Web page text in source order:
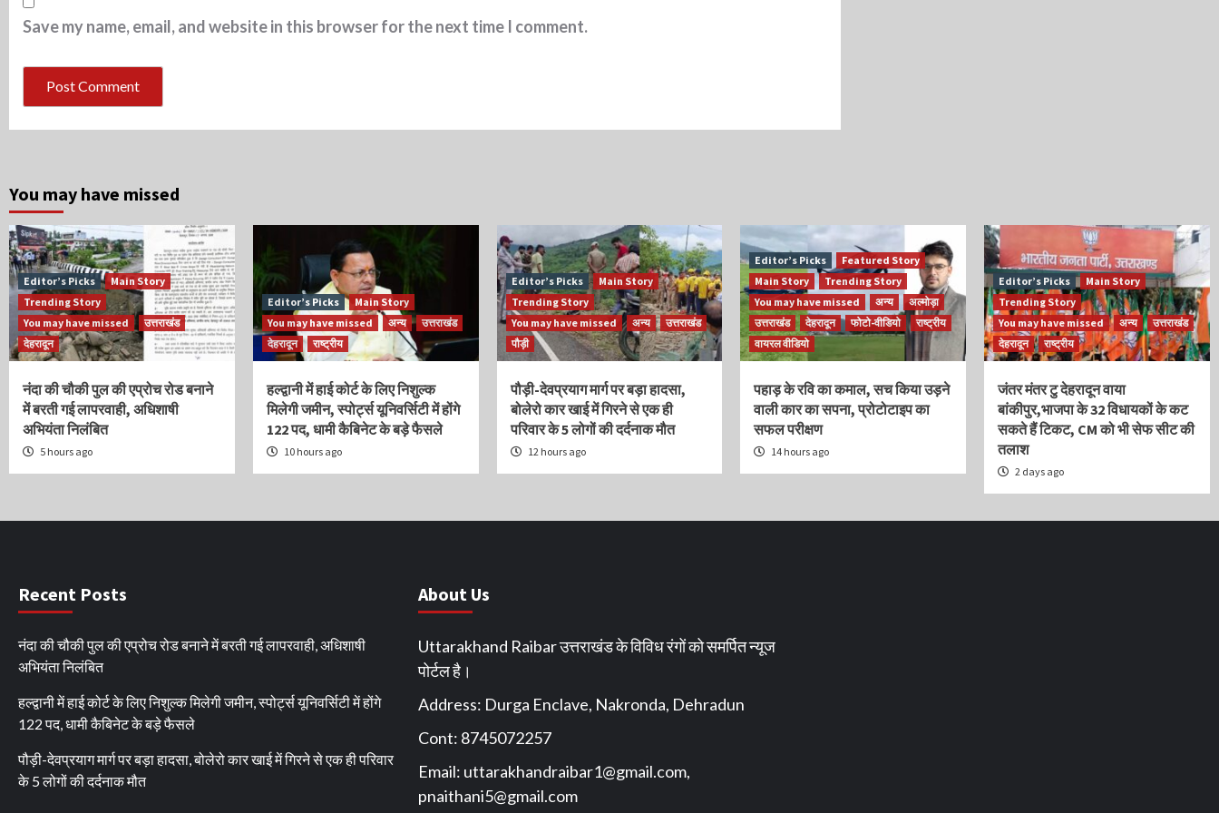
Save my name, email, and website in this browser for the next time I comment.
You may have missed
Editor’s Picks
Main Story
Trending Story
You may have missed
उत्तराखंड
देहरादून
नंदा की चौकी पुल की एप्रोच रोड बनाने
में बरती गई लापरवाही, अधिशाषी
अभियंता निलंबित
5 hours ago
Editor’s Picks
Main Story
You may have missed
अन्य
उत्तराखंड
देहरादून
राष्ट्रीय
हल्द्वानी में हाई कोर्ट के लिए निशुल्क
मिलेगी जमीन, स्पोर्ट्स यूनिवर्सिटी में होंगे
122 पद, धामी कैबिनेट के बड़े फैसले
10 hours ago
Editor’s Picks
Main Story
Trending Story
You may have missed
अन्य
उत्तराखंड
पौड़ी
पौड़ी-देवप्रयाग मार्ग पर बड़ा हादसा,
बोलेरो कार खाई में गिरने से एक ही
परिवार के 5 लोगों की दर्दनाक मौत
12 hours ago
Editor’s Picks
Featured Story
Main Story
Trending Story
You may have missed
अन्य
अल्मोड़ा
उत्तराखंड
देहरादून फोटो-वीडियो
राष्ट्रीय
वायरल वीडियो
पहाड़ के रवि का कमाल, सच किया उड़ने
वाली कार का सपना, प्रोटोटाइप का
सफल परीक्षण
14 hours ago
Editor’s Picks
Main Story
Trending Story
You may have missed
अन्य
उत्तराखंड
देहरादून
राष्ट्रीय
जंतर मंतर टु देहरादून वाया
बांकीपुर,भाजपा के 32 विधायकों के कट
सकते हैं टिकट, CM को भी सेफ सीट की
तलाश
2 days ago
Recent Posts
नंदा की चौकी पुल की एप्रोच रोड बनाने में बरती गई लापरवाही, अधिशाषी
अभियंता निलंबित
हल्द्वानी में हाई कोर्ट के लिए निशुल्क मिलेगी जमीन, स्पोर्ट्स यूनिवर्सिटी में होंगे
122 पद, धामी कैबिनेट के बड़े फैसले
पौड़ी-देवप्रयाग मार्ग पर बड़ा हादसा, बोलेरो कार खाई में गिरने से एक ही परिवार
के 5 लोगों की दर्दनाक मौत
About Us
Uttarakhand Raibar उत्तराखंड के विविध रंगों को समर्पित न्यूज
पोर्टल है।
Address: Durga Enclave, Nakronda, Dehradun
Cont: 8745072257
Email: uttarakhandraibar1@gmail.com,
pnaithani5@gmail.com